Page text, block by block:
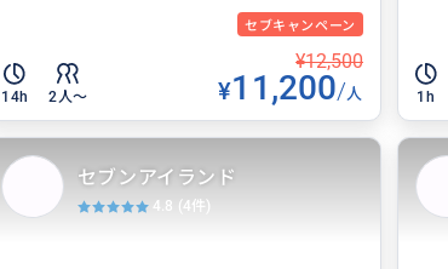
セブキャンペーン
14h 2人〜
¥12,500
¥11,200/人 1h
セブンアイランド
4.8 (4件)